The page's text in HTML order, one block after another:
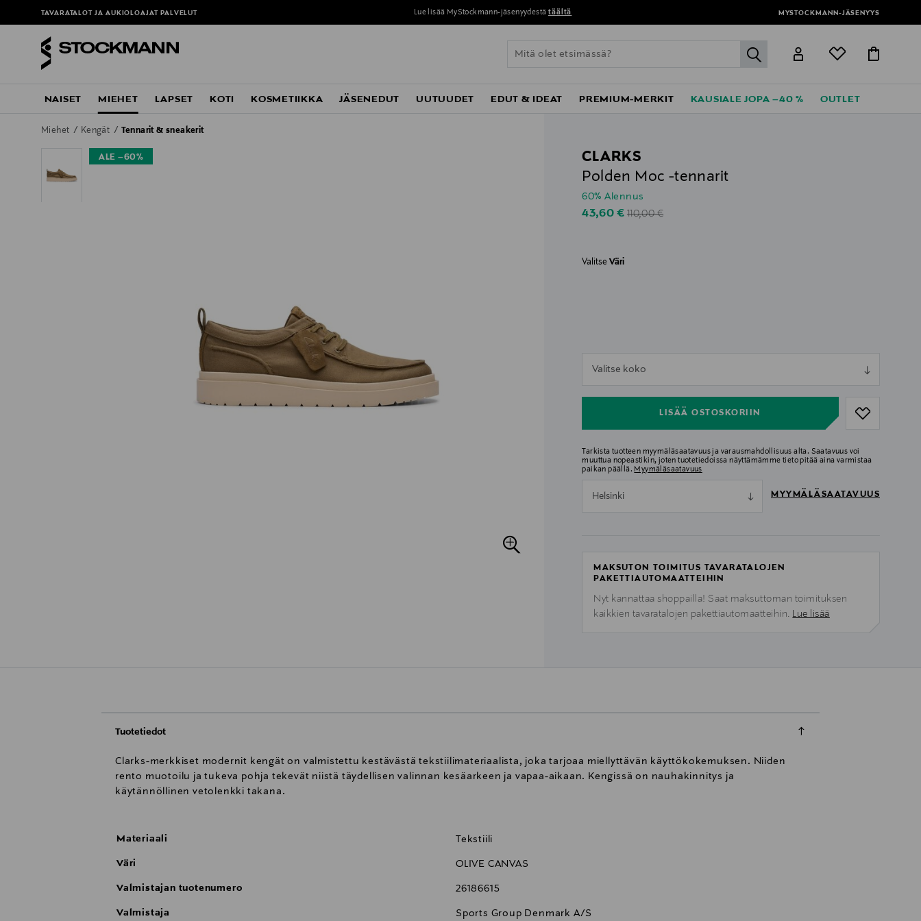
TAVARATALOT JA AUKIOLOAJAT PALVELUT Lue lisää MyStockmann-jäsenyydestä täältä MYSTOCKMANN-JÄSENYYS
label.header.go
NAISET MIEHET LAPSET KOTI KOSMETIIKKA JÄSENEDUT UUTUUDET EDUT & IDEAT PREMIUM-MERKIT KAUSIALE JOPA –40 % OUTLET
Miehet Kengät Tennarit & sneakerit
ALE –60%
CLARKS
Polden Moc -tennarit
60% Alennus
Discounted Price
43,60 € Original Price
110,00 €
ValitseVäri
Valitse koko
LISÄÄ OSTOSKORIIN
Tarkista tuotteen myymäläsaatavuus ja varausmahdollisuus alta. Saatavuus voi
muuttua nopeastikin, joten tuotetiedoissa näyttämämme tieto pitää aina varmistaa
paikan päällä. Myymäläsaatavuus
Helsinki MYYMÄLÄSAATAVUUS
MAKSUTON TOIMITUS TAVARATALOJEN
PAKETTIAUTOMAATTEIHIN
Nyt kannattaa shoppailla! Saat maksuttoman toimituksen
kaikkien tavaratalojen pakettiautomaatteihin. Lue lisää
Tuotetiedot
Clarks-merkkiset modernit kengät on valmistettu kestävästä tekstiilimateriaalista, joka tarjoaa miellyttävän käyttökokemuksen. Niiden
rento muotoilu ja tukeva pohja tekevät niistä täydellisen valinnan kesäarkeen ja vapaa-aikaan. Kengissä on nauhakinnitys ja
käytännöllinen vetolenkki takana.
Materiaali Tekstiili
Väri OLIVE CANVAS
Valmistajan tuotenumero 26186615
Valmistaja Sports Group Denmark A/S